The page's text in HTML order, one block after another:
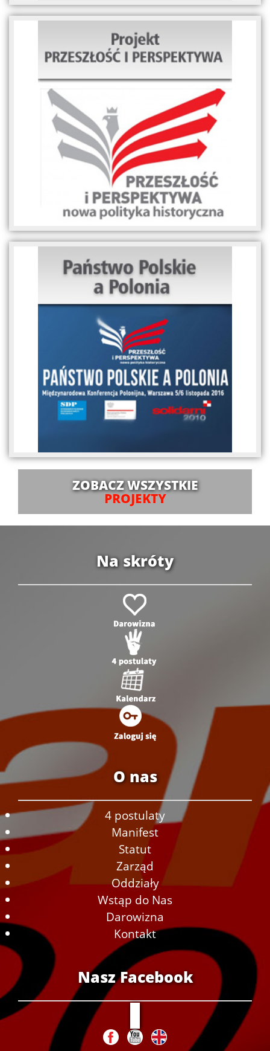
ZOBACZ WSZYSTKIE
PROJEKTY
Na skróty
O nas
4 postulaty
Manifest
Statut
Zarząd
Oddziały
Wstąp do Nas
Darowizna
Kontakt
Nasz Facebook